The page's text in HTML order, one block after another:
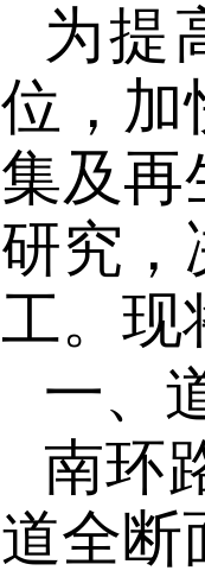
为提
位，加
集及再
研究，
工。现
一、
南环
道全断